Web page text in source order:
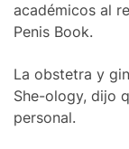
académicos al
Penis Book.
La obstetra y
She-ology, dijo
personal.